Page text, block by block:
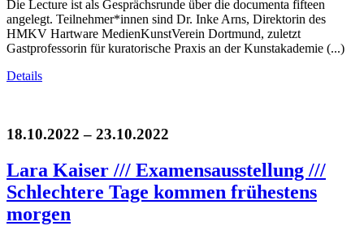
Die Lecture ist als Gesprächsrunde über die documenta fifteen
angelegt. Teilnehmer*innen sind Dr. Inke Arns, Direktorin des
HMKV Hartware MedienKunstVerein Dortmund, zuletzt
Gastprofessorin für kuratorische Praxis an der Kunstakademie (...)
Details
18.10.2022 – 23.10.2022
Lara Kaiser /// Examensausstellung ///
Schlechtere Tage kommen frühestens
morgen